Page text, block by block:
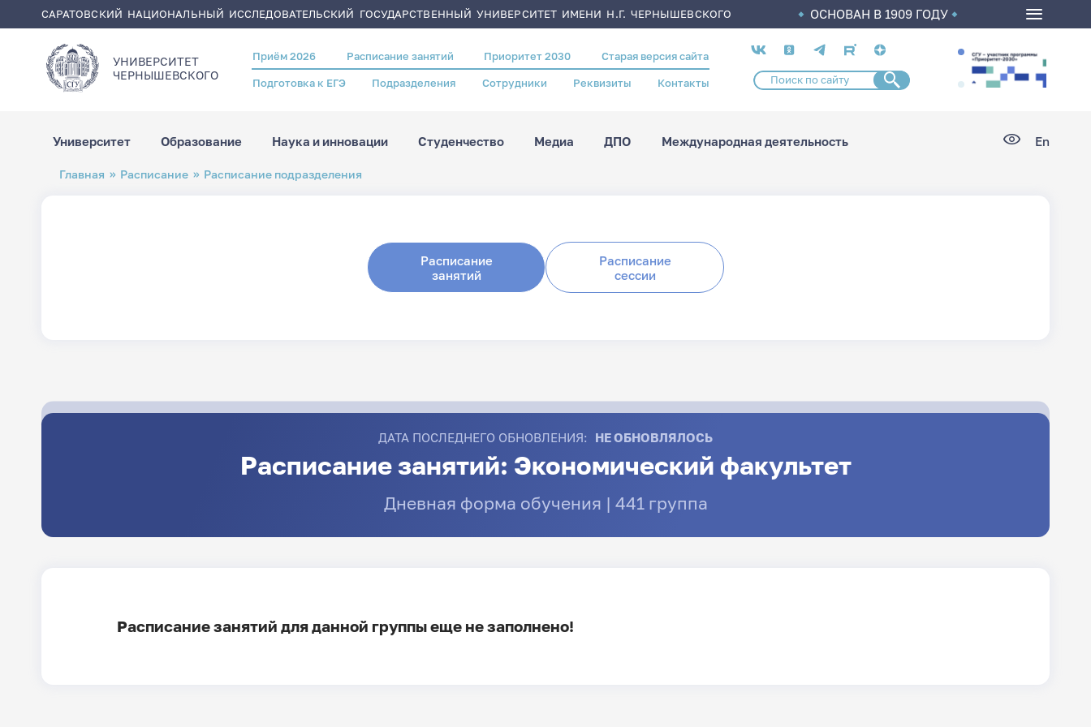
САРАТОВСКИЙ НАЦИОНАЛЬНЫЙ ИССЛЕДОВАТЕЛЬСКИЙ ГОСУДАРСТВЕННЫЙ УНИВЕРСИТЕТ ИМЕНИ Н.Г. ЧЕРНЫШЕВСКОГО ОСНОВАН В 1909 ГОДУ
УНИВЕРСИТЕТ
ЧЕРНЫШЕВСКОГO
Header
menu
Приём 2026 Расписание занятий Приоритет 2030 Старая версия сайта
Подготовка к ЕГЭ Подразделения Сотрудники Реквизиты Контакты
Социальные
сети
Университет Образование Наука и инновации Студенчество Медиа ДПО Международная деятельность En
Строка
навигации
Главная Расписание Расписание подразделения
Расписание
занятий
Расписание
сессии
ДАТА ПОСЛЕДНЕГО ОБНОВЛЕНИЯ: НЕ ОБНОВЛЯЛОСЬ
Расписание занятий: Экономический факультет
Дневная форма обучения | 441 группа
Расписание занятий для данной группы еще не заполнено!